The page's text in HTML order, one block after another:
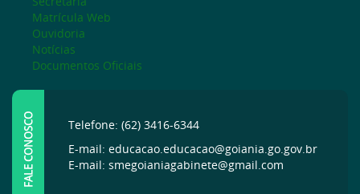
Matrícula Web
Ouvidoria
Notícias
Documentos Oficiais
FALE CONOSCO
Telefone: (62) 3416-6344
E-mail: educacao.educacao@goiania.go.gov.br
E-mail: smegoianiagabinete@gmail.com